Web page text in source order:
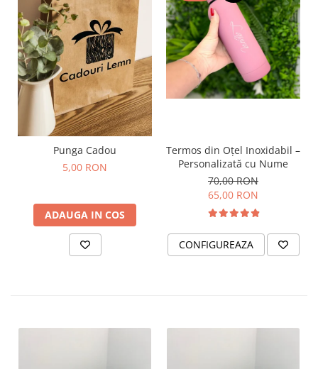
Punga Cadou
5,00 RON
ADAUGA IN COS
Termos din Oțel Inoxidabil –
Personalizată cu Nume
70,00 RON
65,00 RON
CONFIGUREAZA